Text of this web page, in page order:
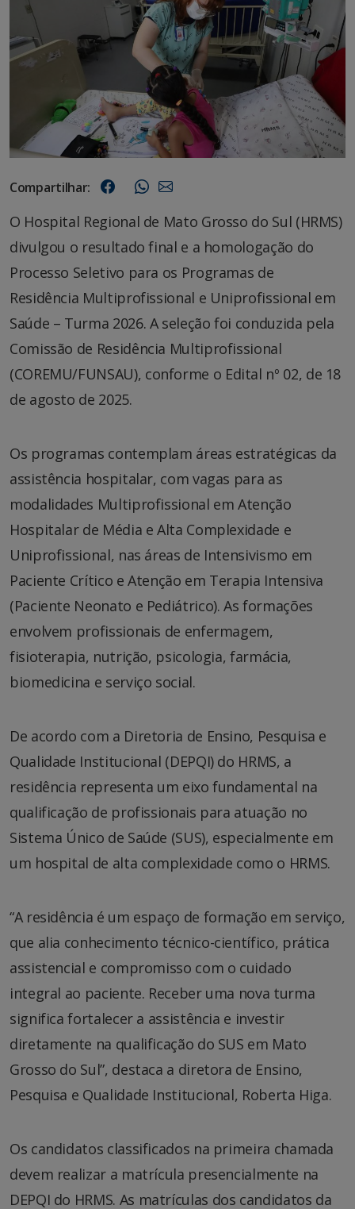
Compartilhar:
O Hospital Regional de Mato Grosso do Sul (HRMS)
divulgou o resultado final e a homologação do
Processo Seletivo para os Programas de
Residência Multiprofissional e Uniprofissional em
Saúde – Turma 2026. A seleção foi conduzida pela
Comissão de Residência Multiprofissional
(COREMU/FUNSAU), conforme o Edital nº 02, de 18
de agosto de 2025.
Os programas contemplam áreas estratégicas da
assistência hospitalar, com vagas para as
modalidades Multiprofissional em Atenção
Hospitalar de Média e Alta Complexidade e
Uniprofissional, nas áreas de Intensivismo em
Paciente Crítico e Atenção em Terapia Intensiva
(Paciente Neonato e Pediátrico). As formações
envolvem profissionais de enfermagem,
fisioterapia, nutrição, psicologia, farmácia,
biomedicina e serviço social.
De acordo com a Diretoria de Ensino, Pesquisa e
Qualidade Institucional (DEPQI) do HRMS, a
residência representa um eixo fundamental na
qualificação de profissionais para atuação no
Sistema Único de Saúde (SUS), especialmente em
um hospital de alta complexidade como o HRMS.
“A residência é um espaço de formação em serviço,
que alia conhecimento técnico-científico, prática
assistencial e compromisso com o cuidado
integral ao paciente. Receber uma nova turma
significa fortalecer a assistência e investir
diretamente na qualificação do SUS em Mato
Grosso do Sul”, destaca a diretora de Ensino,
Pesquisa e Qualidade Institucional, Roberta Higa.
Os candidatos classificados na primeira chamada
devem realizar a matrícula presencialmente na
DEPQI do HRMS. As matrículas dos candidatos da